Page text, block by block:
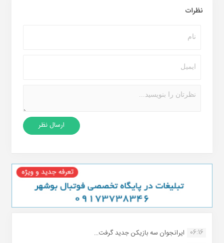
نظرات
06:16 ایرانجوان سه بازیکن جدید گرفت...